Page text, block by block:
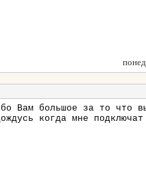
Вам большое за то что
когда мне